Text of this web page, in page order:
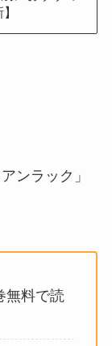
ンラック」
無料で読